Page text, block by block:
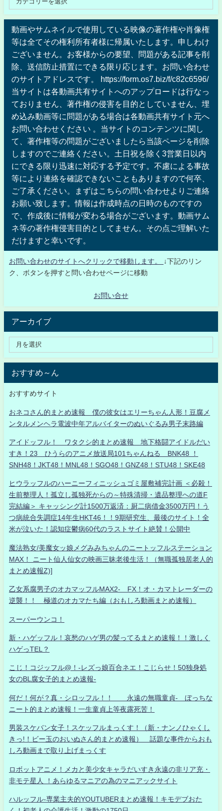
動画やサムネイルで使用している映像の著作権や肖像権
等は全てその権利所有者様に帰属いたします。申しわけ
ございません。お客様からの要望、問題がある記事を削
除、送信防止措置にできる限り応じます。お問い合わせ
のサイトアドレスです。 https://form.os7.biz/f/c82c6596/
当サイトは各動画共有サイトへのアップロードは行なっ
ておりません、著作権の侵害を目的としていません、埋
め込み動画等に問題がある場合は各動画共有サイト元へ
お問い合わせください 。当サイトのコンテンツに関し
て、著作権等の問題がございましたら当該ページを削除
しますのでご連絡ください。土日祝を除く3営業日以内
にできる限り迅速に対応する予定です。不慮による事故
等により連絡を確認できないこともありますので何卒、
ご了承ください。まずはこちらの問い合わせよりご連絡
お願い致します。情報は作成時点の日時のものですの
で、作成後に情報が変わる場合がございます。動画サム
ネ等の著作権侵害目的としてません。その点ご理解いた
だけますと幸いです。
お問い合わせのサイトへクリックで移動します。
↓下記のリン
ク、ボタンを押すと問い合わせページに移動
お問い合せ
アーカイブ
おすすめ～ん
おすすめサイト
おネコさん的まとめ速報 僕の彼女はエリーちゃん人形！豆腐メ
ンタルメンヘラ電波中年アルバイターのぬいぐるみ男子末路編
アイドッフル！ ワタクシ的まとめ速報 地下格闘アイドルだい
すき！23 ひうらのアニメ放送局101ちゃんねる BNK48 ！
SNH48！JKT48！MNL48！SGO48！GNZ48！STU48！SKE48
ヒウラッフルのハーニーフィニッシュゴミ屋敷補完計画 ＜必殺！
生前整理人！孤立し孤独死からの～特殊清掃・遺品整理への道F
完結編＞ キャッシング計1500万返済：厨二病借金3500万円！う
つ病統合失調症14年生HKT46！！9期研究生、最後のサイト！全
米が泣いた！認知症鬱病60代のラストサイト絶賛！公開中
魔法熟女/美魔女ッ娘メグみみちゃんのニートッフルステーション
MAX！ ニート仙人仙女の映画三昧老後生活！（無職孤独居老人的
まとめ速報Z)]
乙女系腐男子のオカマッフルMAX2- FX！オ・カマトレーダーの
逆襲！！ 極道のオカマたち編（おもしろ動画まとめ速報）
スーパーウンコ！
新・ハゲッフル！哀愁のハゲ男の髪ってるまとめ速報！！激しく
ハゲっTEL？
こじ！コジッフル@！-レズっ娘百合ネエ！こじらせ！50独身処
女のBL腐女子的まとめ速報-
何だ！何が？真・シロッフル！！ 永遠の無職童貞- ぼっちな
ニート的まとめ速報！一生童貞上等夜露死苦！
男装スケバン女子！スケッフルまっくす！（新・ナンノひゃくし
きっ!！ビー玉のおいぬさん的まとめ速報） 話題な事件からおも
しろ動画まで取り上げまっくす
ロボットアニメ！メカと美少女キャラだいすき永遠の非リア充・
非モテ星人 ！あらゆるマニアの為のマニアックサイト
ハルッフル-専業主夫的YOUTUBERまとめ速報！キモデブおた